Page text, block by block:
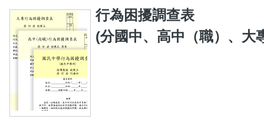
行為困擾調查表
(分國中、高中（職）、大